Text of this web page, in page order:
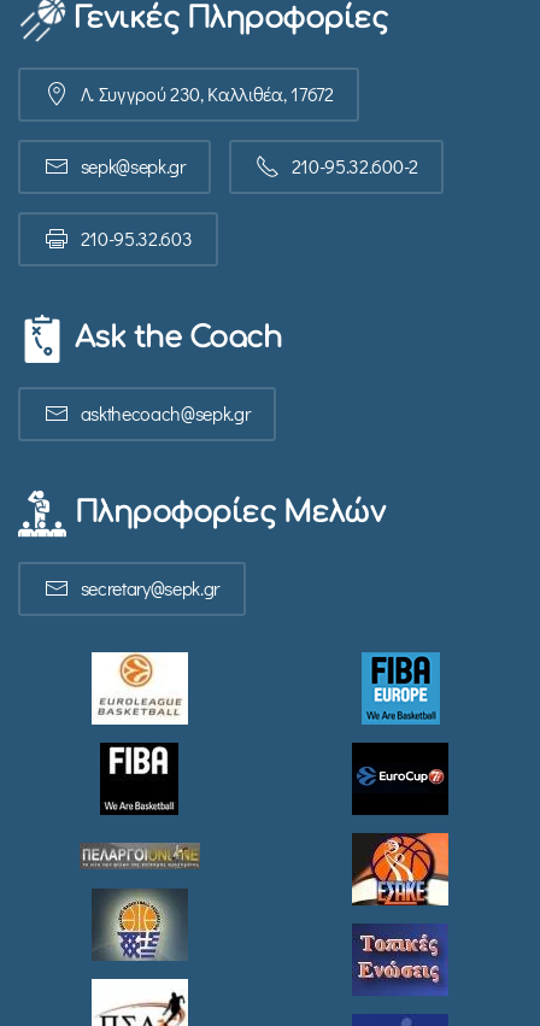
Γενικές Πληροφορίες
Λ. Συγγρού 230, Καλλιθέα, 17672
sepk@sepk.gr 210-95.32.600-2
210-95.32.603
Ask the Coach
askthecoach@sepk.gr
Πληροφορίες Μελών
secretary@sepk.gr